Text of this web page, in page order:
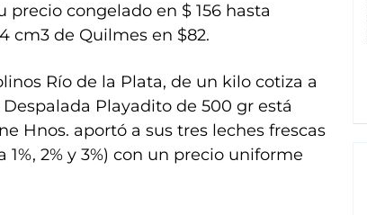
precio congelado en $ 156 hasta
cm3 de Quilmes en $82.
Río de la Plata, de un kilo cotiza a
Playadito de 500 gr está
Hnos. aportó a sus tres leches frescas
2% y 3%) con un precio uniforme